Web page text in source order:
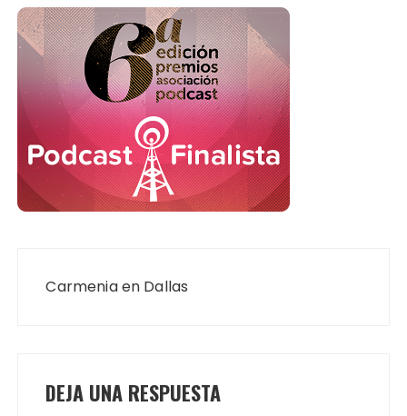
Carmenia en Dallas
DEJA UNA RESPUESTA